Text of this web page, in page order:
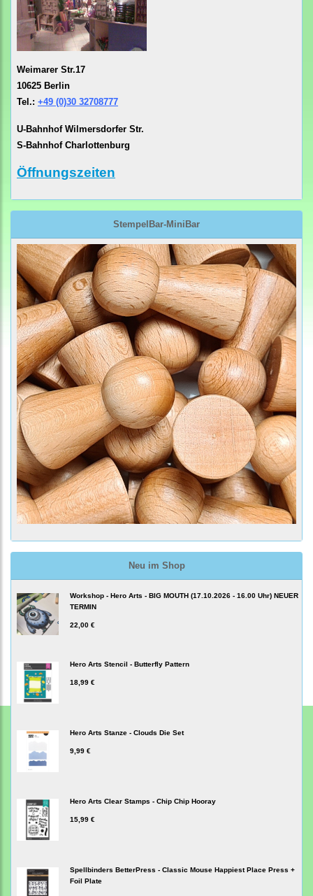
Weimarer Str.17
10625 Berlin
Tel.: +49 (0)30 32708777
U-Bahnhof Wilmersdorfer Str.
S-Bahnhof Charlottenburg
Öffnungszeiten
StempelBar-MiniBar
Neu im Shop
Workshop - Hero Arts - BIG MOUTH (17.10.2026 - 16.00 Uhr) NEUER
TERMIN
22,00 €
Hero Arts Stencil - Butterfly Pattern
18,99 €
Hero Arts Stanze - Clouds Die Set
9,99 €
Hero Arts Clear Stamps - Chip Chip Hooray
15,99 €
Spellbinders BetterPress - Classic Mouse Happiest Place Press +
Foil Plate